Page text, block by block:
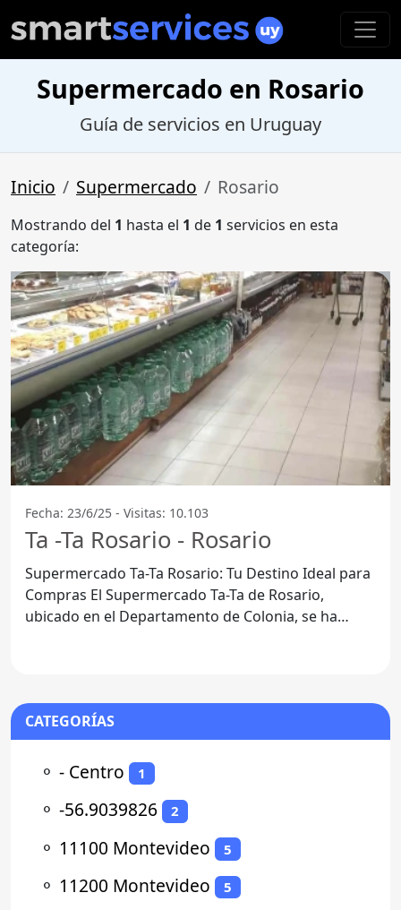
Supermercado en Rosario
Guía de servicios en Uruguay
Inicio Supermercado Rosario
Mostrando del 1 hasta el 1 de 1 servicios en esta
categoría:
Fecha: 23/6/25 - Visitas: 10.103
Ta -Ta Rosario - Rosario
Supermercado Ta-Ta Rosario: Tu Destino Ideal para
Compras El Supermercado Ta-Ta de Rosario,
ubicado en el Departamento de Colonia, se ha
CATEGORÍAS
⚬ - Centro 1
⚬ -56.9039826 2
⚬ 11100 Montevideo 5
⚬ 11200 Montevideo 5